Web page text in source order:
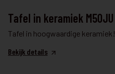
Tafel in keramiek M50JU
Tafel in hoogwaardige keramiek!
Bekijk details